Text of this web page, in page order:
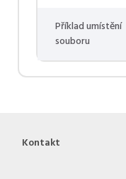
Příklad umístění
souboru
Kontakt